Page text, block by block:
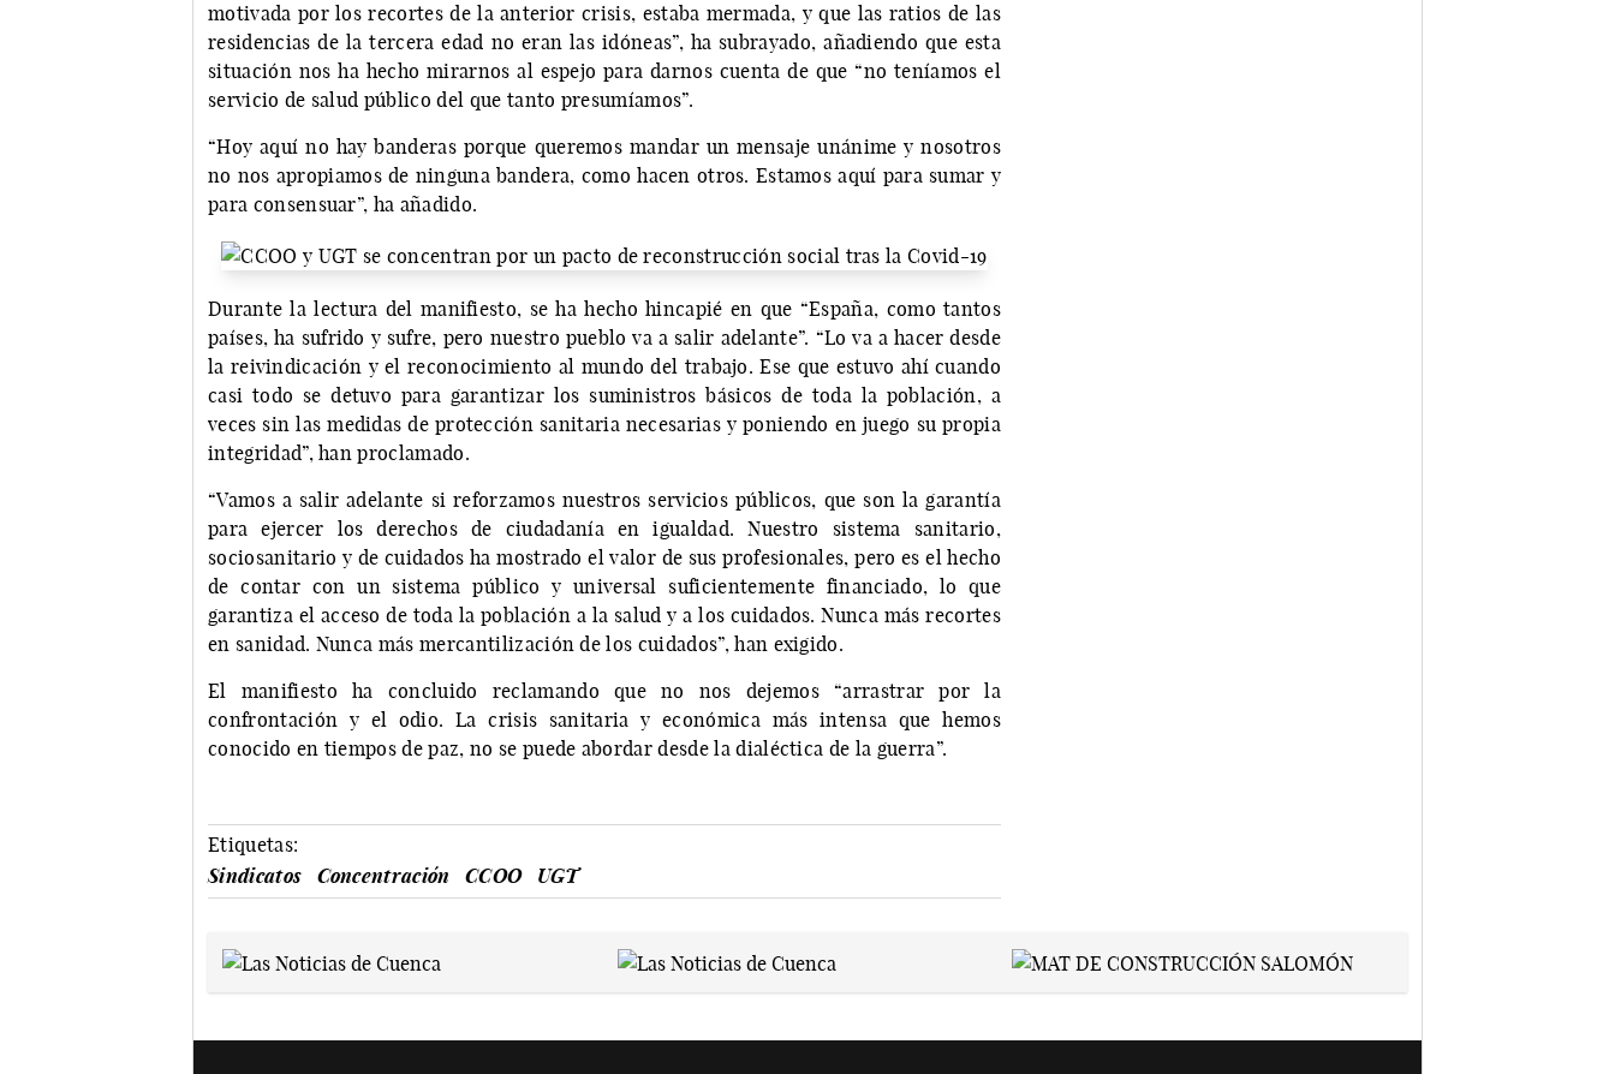
motivada por los recortes de la anterior crisis, estaba mermada, y que las ratios de las
residencias de la tercera edad no eran las idóneas”, ha subrayado, añadiendo que esta
situación nos ha hecho mirarnos al espejo para darnos cuenta de que “no teníamos el
servicio de salud público del que tanto presumíamos”.
“Hoy aquí no hay banderas porque queremos mandar un mensaje unánime y nosotros
no nos apropiamos de ninguna bandera, como hacen otros. Estamos aquí para sumar y
para consensuar”, ha añadido.
Durante la lectura del manifiesto, se ha hecho hincapié en que “España, como tantos
países, ha sufrido y sufre, pero nuestro pueblo va a salir adelante”. “Lo va a hacer desde
la reivindicación y el reconocimiento al mundo del trabajo. Ese que estuvo ahí cuando
casi todo se detuvo para garantizar los suministros básicos de toda la población, a
veces sin las medidas de protección sanitaria necesarias y poniendo en juego su propia
integridad”, han proclamado.
“Vamos a salir adelante si reforzamos nuestros servicios públicos, que son la garantía
para ejercer los derechos de ciudadanía en igualdad. Nuestro sistema sanitario,
sociosanitario y de cuidados ha mostrado el valor de sus profesionales, pero es el hecho
de contar con un sistema público y universal suficientemente financiado, lo que
garantiza el acceso de toda la población a la salud y a los cuidados. Nunca más recortes
en sanidad. Nunca más mercantilización de los cuidados”, han exigido.
El manifiesto ha concluido reclamando que no nos dejemos “arrastrar por la
confrontación y el odio. La crisis sanitaria y económica más intensa que hemos
conocido en tiempos de paz, no se puede abordar desde la dialéctica de la guerra”.
Etiquetas:
Sindicatos
Concentración CCOO UGT